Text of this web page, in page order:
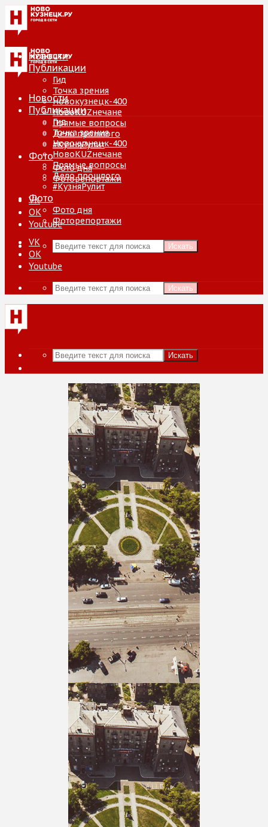
Новости
Публикации
Гид
Точка зрения
Новокузнецк-400
НовоKUZнечане
Прямые вопросы
Дело прошлого
#КузняРулит
Фото
Фото дня
Фоторепортажи
VK
ОК
Youtube
Искать
Новости
Публикации
Гид
Точка зрения
Новокузнецк-400
НовоKUZнечане
Прямые вопросы
Дело прошлого
#КузняРулит
Фото
Фото дня
Фоторепортажи
VK
ОК
Youtube
Искать
Искать